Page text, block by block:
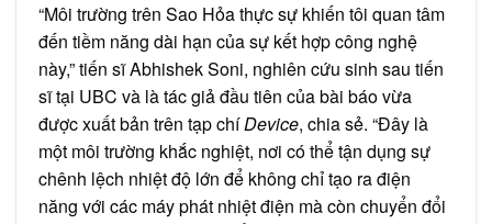
“Môi trường trên Sao Hỏa thực sự khiến tôi quan tâm
đến tiềm năng dài hạn của sự kết hợp công nghệ
này,” tiến sĩ Abhishek Soni, nghiên cứu sinh sau tiến
sĩ tại UBC và là tác giả đầu tiên của bài báo vừa
được xuất bản trên tạp chíDevice, chia sẻ. “Đây là
một môi trường khắc nghiệt, nơi có thể tận dụng sự
chênh lệch nhiệt độ lớn để không chỉ tạo ra điện
năng với các máy phát nhiệt điện mà còn chuyển đổi